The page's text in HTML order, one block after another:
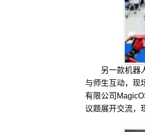
另一款机器人
与师生互动，现
有限公司
议题展开交流，